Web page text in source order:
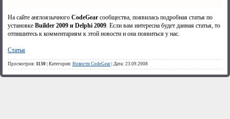
На сайте англоязычного CodeGear сообщества, появилась подробная статья по
установке Builder 2009 и Delphi 2009. Если вам интересна будет данная статья, то
отпишитесь к комментариям к этой новости и она появиться у нас.
Статья
Просмотров: 1130 | Категория: Новости CodeGear | Дата: 23.09.2008